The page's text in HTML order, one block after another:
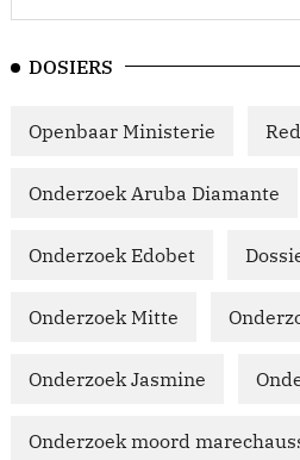
DOSIERS
Openbaar Ministerie
Onderzoek Aruba Diamante
Onderzoek Edobet
Onderzoek Mitte
Onderzoek Jasmine
Onderzoek moord